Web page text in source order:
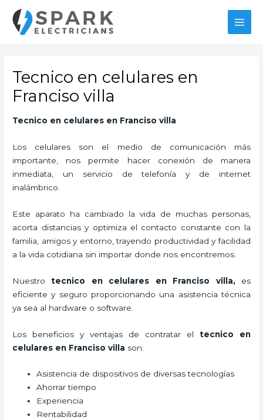
contenido
Tecnico en celulares en
Franciso villa
Tecnico en celulares en Franciso villa
Los celulares son el medio de comunicación más
importante, nos permite hacer conexión de manera
inmediata, un servicio de telefonía y de internet
inalámbrico.
Este aparato ha cambiado la vida de muchas personas,
acorta distancias y optimiza el contacto constante con la
familia, amigos y entorno, trayendo productividad y facilidad
a la vida cotidiana sin importar donde nos encontremos.
Nuestrotecnico en celulares en Franciso villa,es
eficiente y seguro proporcionando una asistencia técnica
ya sea al hardware o software.
Los beneficios y ventajas de contratar el tecnico en
celulares en Franciso villa son:
Asistencia de dispositivos de diversas tecnologías
Ahorrar tiempo
Experiencia
Rentabilidad